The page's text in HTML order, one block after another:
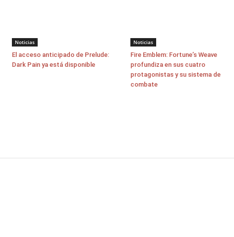
Noticias
El acceso anticipado de Prelude:
Dark Pain ya está disponible
Noticias
Fire Emblem: Fortune’s Weave
profundiza en sus cuatro
protagonistas y su sistema de
combate